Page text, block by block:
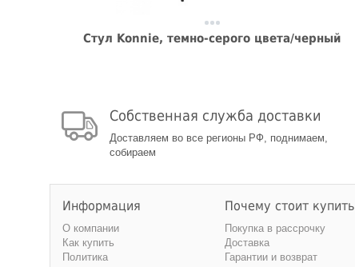
Стул Konnie, темно-серого цвета/черный
Собственная служба доставки
Доставляем во все регионы РФ, поднимаем,
собираем
Информация
О компании
Как купить
Политика
Почему стоит купить
Покупка в рассрочку
Доставка
Гарантии и возврат